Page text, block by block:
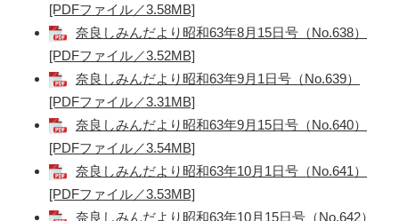
[PDFファイル／3.58MB]
奈良しみんだより昭和63年8月15日号（No.638）
[PDFファイル／3.52MB]
奈良しみんだより昭和63年9月1日号（No.639）
[PDFファイル／3.31MB]
奈良しみんだより昭和63年9月15日号（No.640）
[PDFファイル／3.54MB]
奈良しみんだより昭和63年10月1日号（No.641）
[PDFファイル／3.53MB]
奈良しみんだより昭和63年10月15日号（No.642）